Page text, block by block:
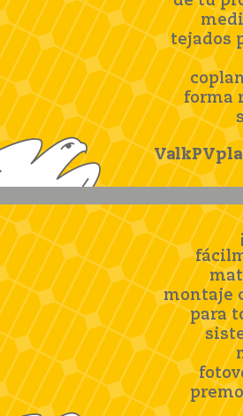
tejados
forma
montaje
para